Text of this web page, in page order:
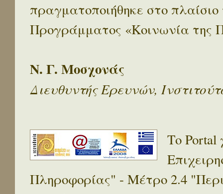
πραγματοποιήθηκε στο
Προγράμματος «Κοινωνία της
Ν. Γ. Μοσχονάς
Διευθυντής Ερευνών,
Το Portal
Πληροφορίας" - Μέτρο 2.4